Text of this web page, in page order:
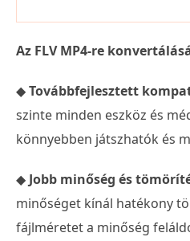
Az FLV MP4-re
◆Továbbfejlesztett
szinte minden eszköz és
könnyebben játszhatók és
◆ Jobb minőség és
minőséget kínál hatékony
fájlméretet a minőség